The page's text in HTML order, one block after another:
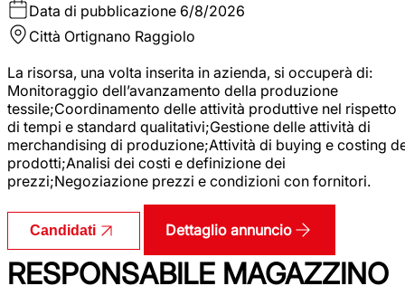
Data di pubblicazione 6/8/2026
Città Ortignano Raggiolo
La risorsa, una volta inserita in azienda, si occuperà di:
Monitoraggio dell’avanzamento della produzione
tessile;Coordinamento delle attività produttive nel rispetto
di tempi e standard qualitativi;Gestione delle attività di
merchandising di produzione;Attività di buying e costing
prodotti;Analisi dei costi e definizione dei
prezzi;Negoziazione prezzi e condizioni con fornitori.
Candidati Dettaglio annuncio
RESPONSABILE MAGAZZINO